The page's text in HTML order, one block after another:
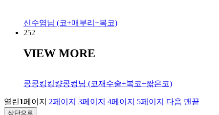
신수염님 (코+매부리+복코)
252
VIEW MORE
콩콩킹킹컁콩컹님 (코재수술+복코+짧은코)
열린1페이지 2페이지 3페이지 4페이지 5페이지 다음 맨끝
상단으로